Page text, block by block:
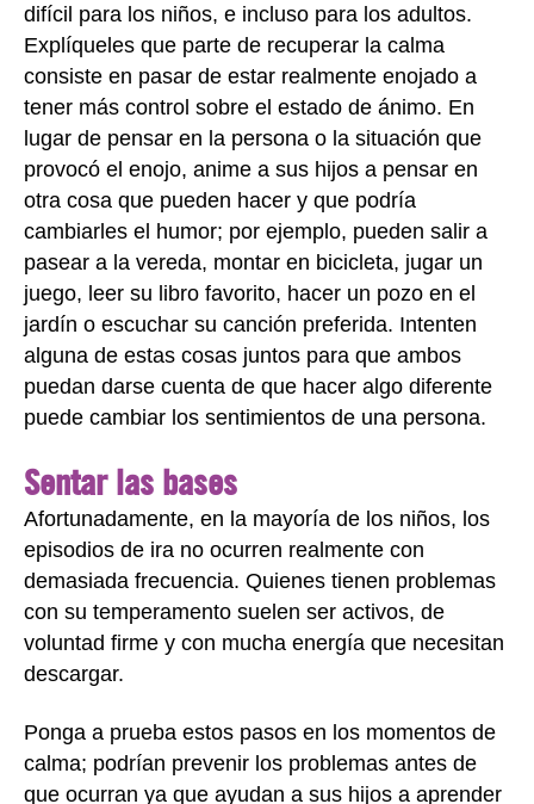
difícil para los niños, e incluso para los adultos.
Explíqueles que parte de recuperar la calma
consiste en pasar de estar realmente enojado a
tener más control sobre el estado de ánimo. En
lugar de pensar en la persona o la situación que
provocó el enojo, anime a sus hijos a pensar en
otra cosa que pueden hacer y que podría
cambiarles el humor; por ejemplo, pueden salir a
pasear a la vereda, montar en bicicleta, jugar un
juego, leer su libro favorito, hacer un pozo en el
jardín o escuchar su canción preferida. Intenten
alguna de estas cosas juntos para que ambos
puedan darse cuenta de que hacer algo diferente
puede cambiar los sentimientos de una persona.
Sentar las bases
Afortunadamente, en la mayoría de los niños, los
episodios de ira no ocurren realmente con
demasiada frecuencia. Quienes tienen problemas
con su temperamento suelen ser activos, de
voluntad firme y con mucha energía que necesitan
descargar.
Ponga a prueba estos pasos en los momentos de
calma; podrían prevenir los problemas antes de
que ocurran ya que ayudan a sus hijos a aprender